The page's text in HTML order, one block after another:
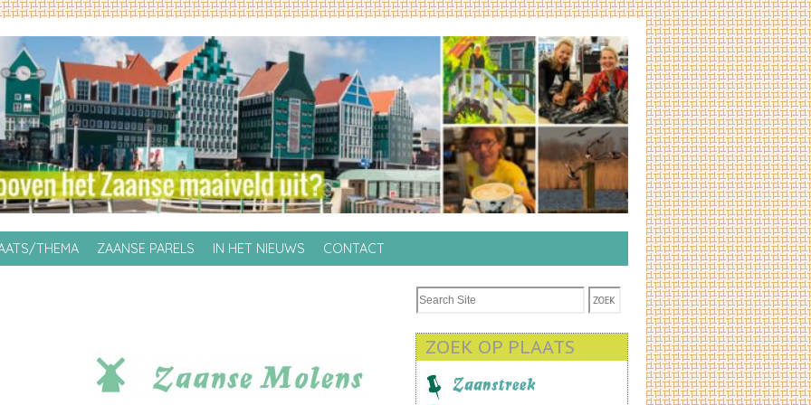
THEMA ZAANSE PARELS IN HET NIEUWS CONTACT
ZOEK OP PLAATS
Zaanstreek